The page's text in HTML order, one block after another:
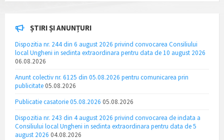
ȘTIRI ȘI ANUNȚURI
Dispozitia nr. 244 din 6 august 2026 privind convocarea Consiliului
local Ungheni in sedinta extraordinara pentru data de 10 august 2026
06.08.2026
Anunt colectiv nr. 6125 din 05.08.2026 pentru comunicarea prin
publicitate 05.08.2026
Publicatie casatorie 05.08.2026 05.08.2026
Dispozitia nr. 243 din 4 august 2026 privind convocarea de indata a
Consiliului local Ungheni in sedinta extraordinara pentru data de 5
august 2026 04.08.2026